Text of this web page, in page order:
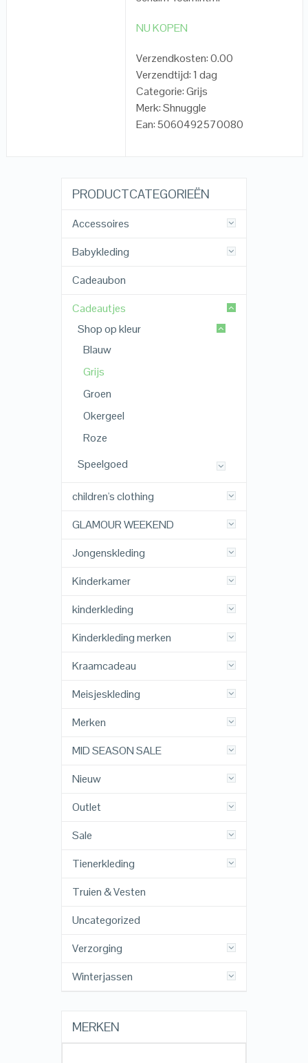
NU KOPEN
Verzendkosten: 0.00
Verzendtijd: 1 dag
Categorie: Grijs
Merk: Shnuggle
Ean: 5060492570080
PRODUCTCATEGORIEËN
Accessoires
Babykleding
Cadeaubon
Cadeautjes
Shop op kleur
Blauw
Grijs
Groen
Okergeel
Roze
Speelgoed
children's clothing
GLAMOUR WEEKEND
Jongenskleding
Kinderkamer
kinderkleding
Kinderkleding merken
Kraamcadeau
Meisjeskleding
Merken
MID SEASON SALE
Nieuw
Outlet
Sale
Tienerkleding
Truien & Vesten
Uncategorized
Verzorging
Winterjassen
MERKEN